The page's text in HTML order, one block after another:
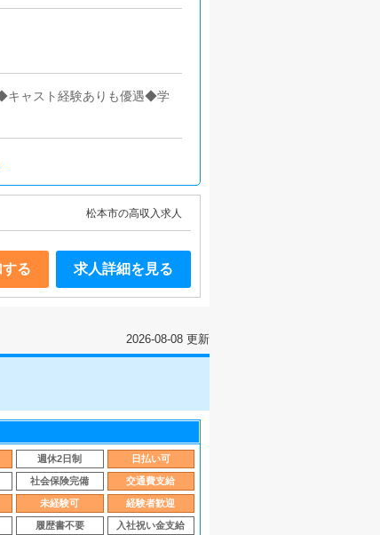
新業務ヘブンネットなど、
の更新時に簡単に文字が入力
・備品管理お客様やキャスト
行っていただきます。
ャスト経験ありも優遇◆学
松本市の高収入求人
る 求人詳細を見る
2026-08-08 更新
週休2日制 日払い可
社会保険完備 交通費支給
未経験可 経験者歓迎
履歴書不要 入社祝い金支給